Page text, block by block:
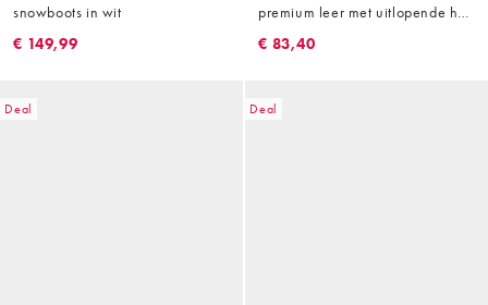
snowboots in wit
€ 149,99
premium leer met uitlopende hak
en vierkante neus in lichtgeel
€ 83,40
Deal Deal